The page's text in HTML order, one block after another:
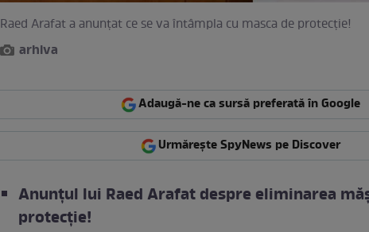
Raed Arafat a anunțat ce se va întâmpla cu masca de protecție!
arhiva
Adaugă-ne ca sursă preferată în Google
Urmărește SpyNews pe Discover
Anunțul lui Raed Arafat despre eliminarea
protecție!